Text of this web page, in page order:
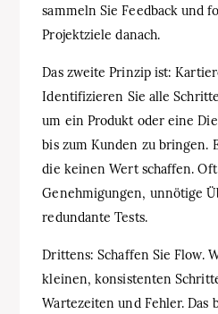
sammeln Sie Feedback und
Projektziele danach.
Das zweite Prinzip ist:
Identifizieren Sie alle
um ein Produkt oder eine
bis zum Kunden zu bringen.
die keinen Wert schaffen.
Genehmigungen, unnötige
redundante Tests.
Drittens: Schaffen Sie Flow.
kleinen, konsistenten
Wartezeiten und Fehler. Das